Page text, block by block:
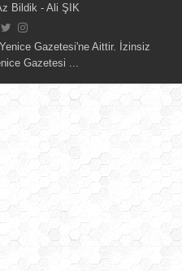
Bildik - Ali ŞIK
Gazetesi'ne Aittir. İzinsiz
Gazetesi